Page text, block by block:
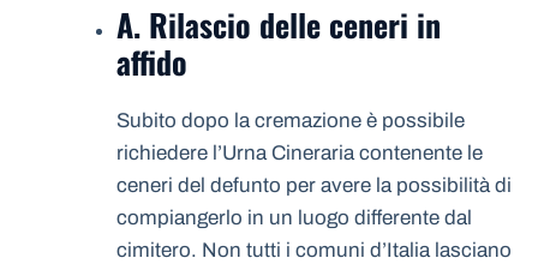
A. Rilascio delle ceneri in
affido
Subito dopo la cremazione è possibile
richiedere l’Urna Cineraria contenente le
ceneri del defunto per avere la possibilità di
compiangerlo in un luogo differente dal
cimitero. Non tutti i comuni d’Italia lasciano